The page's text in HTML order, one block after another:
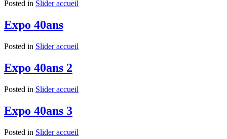
Posted in Slider accueil
Expo 40ans
Posted in Slider accueil
Expo 40ans 2
Posted in Slider accueil
Expo 40ans 3
Posted in Slider accueil